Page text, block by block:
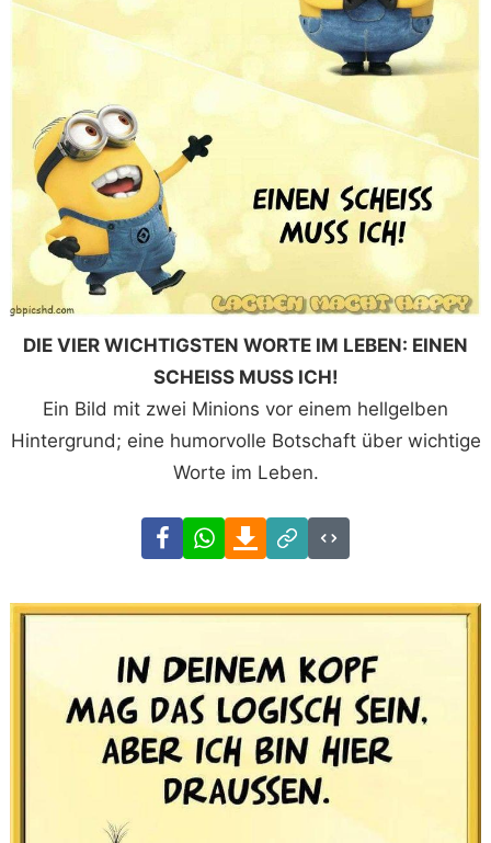
DIE VIER WICHTIGSTEN WORTE IM LEBEN: EINEN
SCHEISS MUSS ICH!
Ein Bild mit zwei Minions vor einem hellgelben
Hintergrund; eine humorvolle Botschaft über wichtige
Worte im Leben.
FacebookWhatsAppDownload
Link
Code